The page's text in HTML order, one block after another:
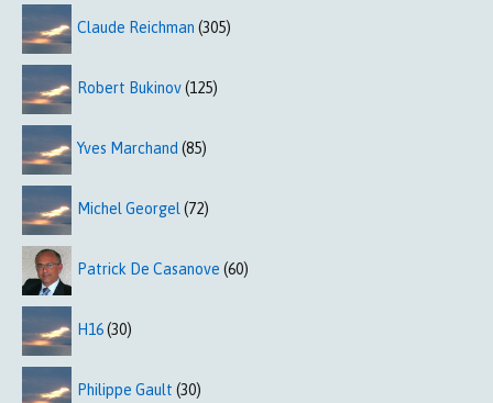
Claude Reichman (305)
Robert Bukinov(125)
Yves Marchand (85)
Michel Georgel (72)
Patrick De Casanove (60)
H16(30)
Philippe Gault (30)